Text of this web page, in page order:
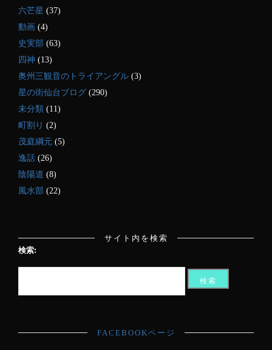
六芒星 (37)
動画 (4)
史実部 (63)
四神 (13)
奥州三観音のトライアングル (3)
星の街仙台ブログ (290)
未分類 (11)
町割り (2)
茂庭綱元 (5)
逸話 (26)
陰陽道 (8)
風水部 (22)
サイト内を検索
検索:
FACEBOOKページ